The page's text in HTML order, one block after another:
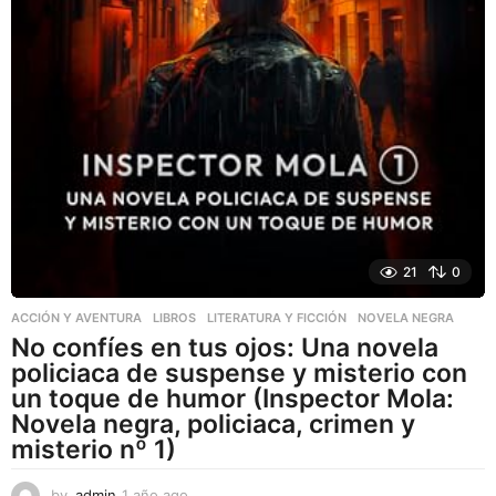
21 0
ACCIÓN Y AVENTURA ,LIBROS ,LITERATURA Y FICCIÓN NOVELA NEGRA
No confíes en tus ojos: Una novela
policiaca de suspense y misterio con
un toque de humor (Inspector Mola:
Novela negra, policiaca, crimen y
misterio nº 1)